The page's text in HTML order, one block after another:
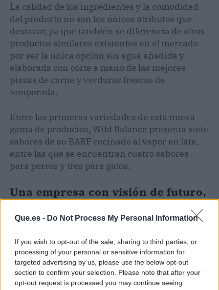
Que.es - Do Not Process My Personal Information
If you wish to opt-out of the sale, sharing to third parties, or
processing of your personal or sensitive information for
targeted advertising by us, please use the below opt-out
section to confirm your selection. Please note that after your
opt-out request is processed you may continue seeing
La calidad de los ingredientes y la comodidad
del producto no son los únicos atributos que
destacar, ya que también se diferencia de otros
productos similares existentes en el mercado
por ser la única opción sin agua añadida y
elaborada con corte a mano de las mejores
piezas de carne y verduras frescas de
temporada.
Entre las primeras variedades de esta nueva
gama de productos, Wild Balance presenta siete
sabores de su BARF cocinado al vapor en lata,
entre las que se encuentran cuatro sabores
para perros y tres para gatos.
Una empresa con visión de futuro,
Wild Balance
Con el objetivo de alimentar de forma natural y
Balance sigue trabajando para hacer llegar
productos de calidad a más hogares dentro y
fuera de las fronteras. Es por ello por lo que, con
esta innovadora propuesta, la marca pretende